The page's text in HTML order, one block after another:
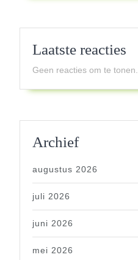
Laatste reacties
Geen reacties om te tonen.
Archief
augustus 2026
juli 2026
juni 2026
mei 2026